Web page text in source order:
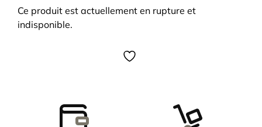
Ce produit est actuellement en rupture et
indisponible.